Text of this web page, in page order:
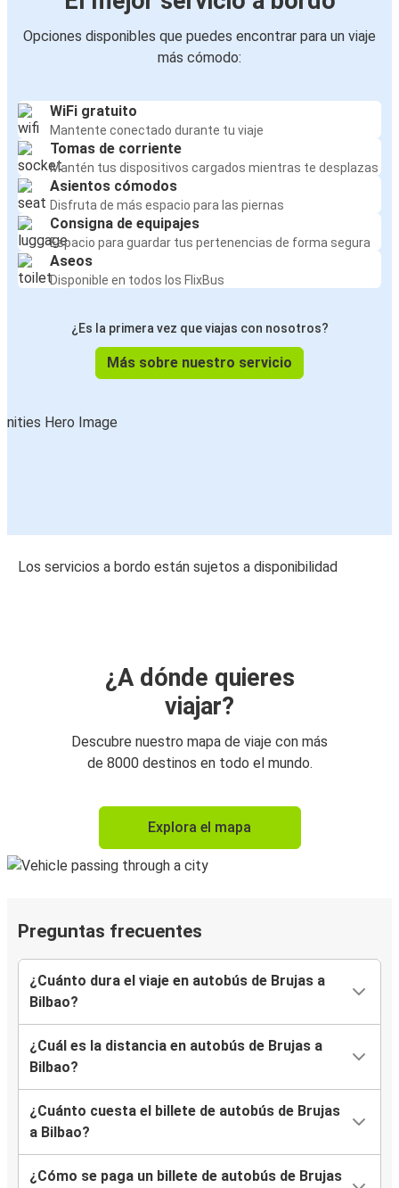
Opciones disponibles que puedes encontrar para un viaje
más cómodo:
WiFi gratuito
Mantente conectado durante tu viaje
Tomas de corriente
Mantén tus dispositivos cargados mientras te desplazas
Asientos cómodos
Disfruta de más espacio para las piernas
Consigna de equipajes
Espacio para guardar tus pertenencias de forma segura
Aseos
Disponible en todos los FlixBus
¿Es la primera vez que viajas con nosotros?
Más sobre nuestro servicio
Los servicios a bordo están sujetos a disponibilidad
¿A dónde quieres
viajar?
Descubre nuestro mapa de viaje con más
de 8000 destinos en todo el mundo.
Explora el mapa
Preguntas frecuentes
¿Cuánto dura el viaje en autobús de Brujas a
Bilbao?
¿Cuál es la distancia en autobús de Brujas a
Bilbao?
¿Cuánto cuesta el billete de autobús de Brujas
a Bilbao?
¿Cómo se paga un billete de autobús de Brujas